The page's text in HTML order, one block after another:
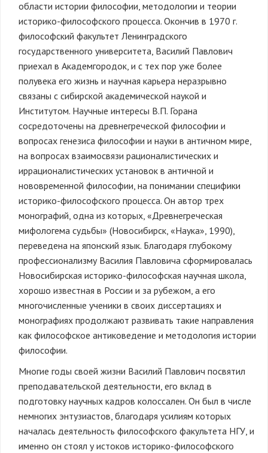
области истории философии, методологии и теории
историко-философского процесса. Окончив в 1970 г.
философский факультет Ленинградского
государственного университета, Василий Павлович
приехал в Академгородок, и с тех пор уже более
полувека его жизнь и научная карьера неразрывно
связаны с сибирской академической наукой и
Институтом. Научные интересы В.П. Горана
сосредоточены на древнегреческой философии и
вопросах генезиса философии и науки в античном мире,
на вопросах взаимосвязи рационалистических и
иррационалистических установок в античной и
нововременной философии, на понимании специфики
историко-философского процесса. Он автор трех
монографий, одна из которых, «Древнегреческая
мифологема судьбы» (Новосибирск, «Наука», 1990),
переведена на японский язык. Благодаря глубокому
профессионализму Василия Павловича сформировалась
Новосибирская историко-философская научная школа,
хорошо известная в России и за рубежом, а его
многочисленные ученики в своих диссертациях и
монографиях продолжают развивать такие направления
как философское антиковедение и методология истории
философии.
Многие годы своей жизни Василий Павлович посвятил
преподавательской деятельности, его вклад в
подготовку научных кадров колоссален. Он был в числе
немногих энтузиастов, благодаря усилиям которых
началась деятельность философского факультета НГУ, и
именно он стоял у истоков историко-философского